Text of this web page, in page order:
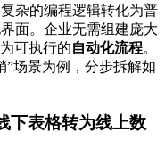
杂的编程逻辑转化为普
面。企业无需组建庞大
可执行的自动化流程。
”场景为例，分步拆解如
下表格转为线上数